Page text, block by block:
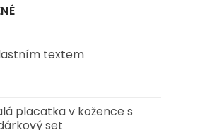
textem
placatka v kožence s
set